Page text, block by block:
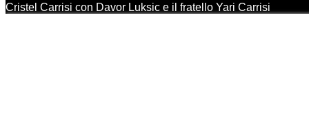
Cristel Carrisi con Davor Luksic e il fratello Yari Carrisi